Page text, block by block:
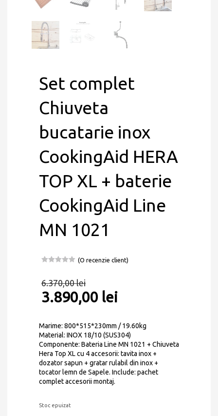
Set complet
Chiuveta
bucatarie inox
CookingAid HERA
TOP XL + baterie
CookingAid Line
MN 1021
pe baza unei
singure
evaluări
(O recenzie client)
6.370,00lei
3.890,00 lei
Marime: 800*515*230mm / 19.60kg
Material: INOX 18/10 (SUS304)
Componente: Bateria Line MN 1021 + Chiuveta
Hera Top XL cu 4 accesorii: tavita inox +
dozator sapun + gratar rulabil din inox +
tocator lemn de Sapele. Include: pachet
complet accesorii montaj.
Stoc epuizat